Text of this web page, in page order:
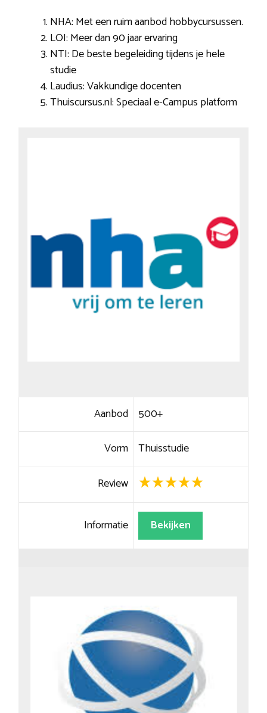
NHA: Met een ruim aanbod hobbycursussen.
LOI: Meer dan 90 jaar ervaring
NTI: De beste begeleiding tijdens je hele
studie
Laudius: Vakkundige docenten
Thuiscursus.nl: Speciaal e-Campus platform
Aanbod 500+
Vorm Thuisstudie
Review
Informatie Bekijken